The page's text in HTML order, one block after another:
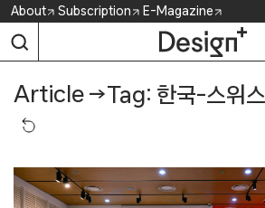
Skip
content
About Subscription E-Magazine
Article →Tag: 한국-스위스